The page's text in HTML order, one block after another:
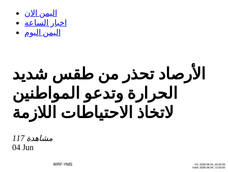
اليمن الان
اخبار الساعه
اليمن اليوم
الأرصاد تحذر من طقس شديد
الحرارة وتدعو المواطنين
لاتخاذ الاحتياطات اللازمة
117 مشاهدة
04 Jun